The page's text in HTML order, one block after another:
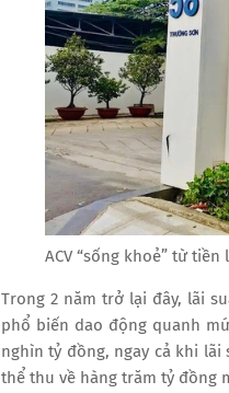
ACV “sống khoẻ” từ
Trong 2 năm trở lại đây, lãi
phổ biến dao động quanh
nghìn tỷ đồng, ngay cả khi
thể thu về hàng trăm tỷ đồng